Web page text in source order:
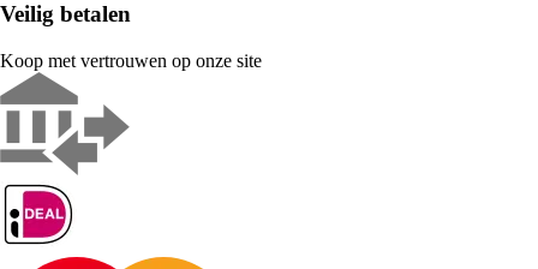
Veilig betalen
Koop met vertrouwen op onze site